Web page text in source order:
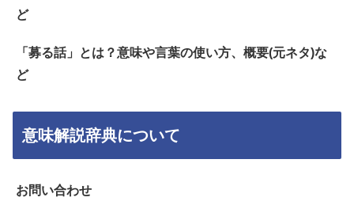
ど
「募る話」とは？意味や言葉の使い方、概要(元ネタ)な
ど
意味解説辞典について
お問い合わせ